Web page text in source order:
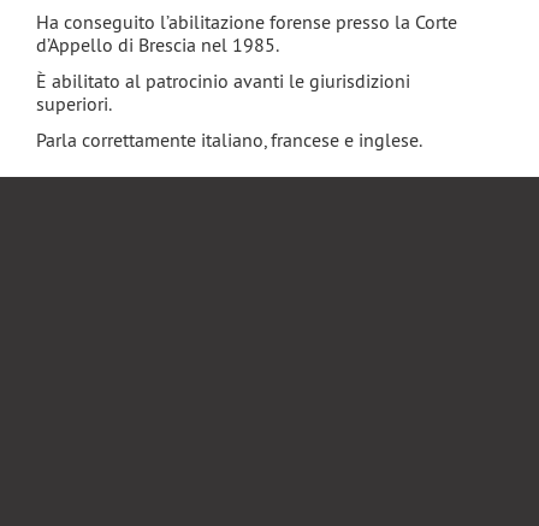
Ha conseguito l’abilitazione forense presso la Corte
d’Appello di Brescia nel 1985.
È abilitato al patrocinio avanti le giurisdizioni
superiori.
Parla correttamente italiano, francese e inglese.